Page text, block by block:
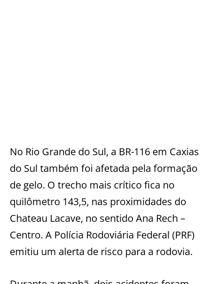
No Rio Grande do Sul, a BR-116 em Caxias
do Sul também foi afetada pela formação
de gelo. O trecho mais crítico fica no
quilômetro 143,5, nas proximidades do
Chateau Lacave, no sentido Ana Rech –
Centro. A Polícia Rodoviária Federal (PRF)
emitiu um alerta de risco para a rodovia.